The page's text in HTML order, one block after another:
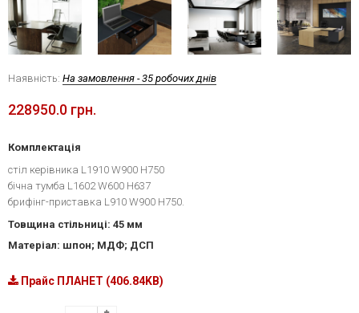
Наявність: На замовлення - 35 робочих днів
228950.0 грн.
Комплектація
стіл керівника L1910 W900 H750
бічна тумба L1602 W600 H637
брифінг-приставка L910 W900 H750.
Товщина стільниці: 45 мм
Матеріал: шпон; МДФ; ДСП
Прайс ПЛАНЕТ (406.84KB)